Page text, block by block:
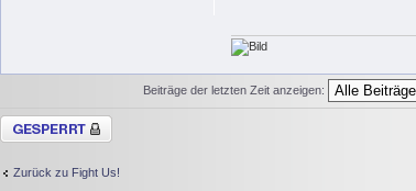
Beiträge der letzten Zeit anzeigen:
Thema gesperrt
Zurück zu Fight Us!